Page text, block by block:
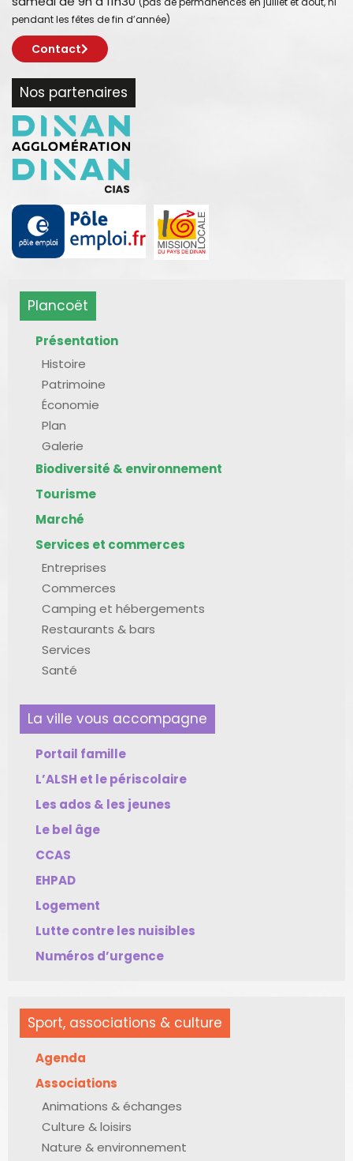
pendant les fêtes de fin d’année)
Contact
Nos partenaires
Plancoët
Présentation
Histoire
Patrimoine
Économie
Plan
Galerie
Biodiversité & environnement
Tourisme
Marché
Services et commerces
Entreprises
Commerces
Camping et hébergements
Restaurants & bars
Services
Santé
La ville vous accompagne
Portail famille
L’ALSH et le périscolaire
Les ados & les jeunes
Le bel âge
CCAS
EHPAD
Logement
Lutte contre les nuisibles
Numéros d’urgence
Sport, associations & culture
Agenda
Associations
Animations & échanges
Culture & loisirs
Nature & environnement